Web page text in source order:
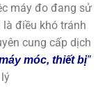
máy đo đang sử
điều khó tránh
cung cấp dịch
móc, thiết bị”